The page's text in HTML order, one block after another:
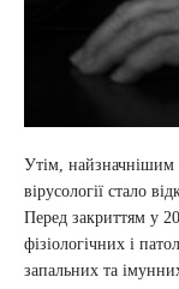
Утім, найзначнішим
вірусології стало
Перед закриттям у
фізіологічних і
запальних та